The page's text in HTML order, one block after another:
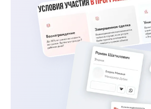
Сообщество и поддержка.
Это не просто раздача ссылок.
«Этажи» активно обучают партнёров
через вебинары, предоставляют
рекламные материалы
и поддерживают коммуникацию
Модель «Этажей» доказала свою
эффективность, но запуск аналогичной
многомиллионных инвестиций в разработку